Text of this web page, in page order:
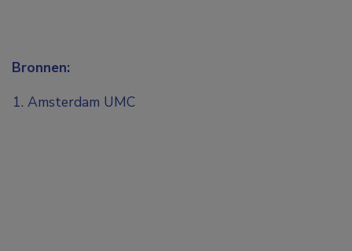
Bronnen:
Amsterdam UMC